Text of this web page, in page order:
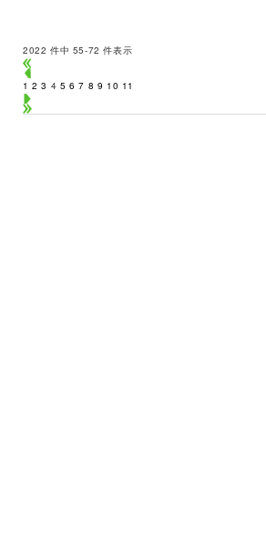
2022 件中 55-72 件表示
1 2 3 4 5 6 7 8 9 10 11